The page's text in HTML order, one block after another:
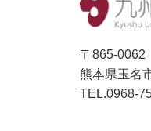
〒865-0062
熊本県玉名
TEL.0968-